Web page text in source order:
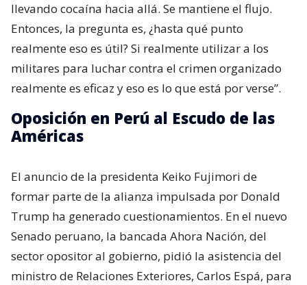
llevando cocaína hacia allá. Se mantiene el flujo.
Entonces, la pregunta es, ¿hasta qué punto
realmente eso es útil? Si realmente utilizar a los
militares para luchar contra el crimen organizado
realmente es eficaz y eso es lo que está por verse”.
Oposición en Perú al Escudo de las
Américas
El anuncio de la presidenta Keiko Fujimori de
formar parte de la alianza impulsada por Donald
Trump ha generado cuestionamientos. En el nuevo
Senado peruano, la bancada Ahora Nación, del
sector opositor al gobierno, pidió la asistencia del
ministro de Relaciones Exteriores, Carlos Espá, para